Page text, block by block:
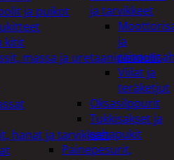
ja tarvikkeet
ja
Viilat ja
teräketjut
Oksasilppurit
Tukkisakset ja
sahapukit
Painepesurit,
ja puikot
kitit
massa ja uretaanipistoolit
hanat ja tarvikkeet